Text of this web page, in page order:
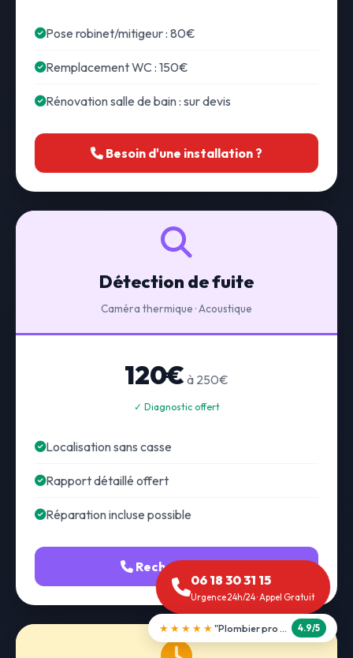
Pose robinet/mitigeur : 80€
Remplacement WC : 150€
Rénovation salle de bain : sur devis
Besoin d'une installation ?
Détection de fuite
Caméra thermique · Acoustique
120€ à 250€
✓ Diagnostic offert
Localisation sans casse
Rapport détaillé offert
Réparation incluse possible
Recherche fuite
06 18 30 31 15
Urgence 24h/24 · Appel Gratuit
★★★★★ "Débouchage WC en 30 min" 5.0/5